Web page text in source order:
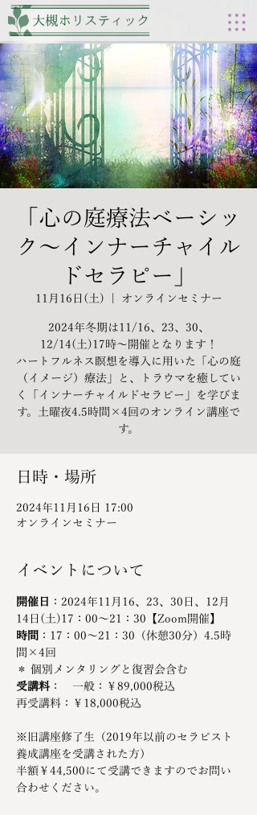
「心の庭療法ベーシッ
ク～インナーチャイル
ドセラピー」
11月16日(土) オンラインセミナー
2024年冬期は11/16、23、30、
12/14(土)17時～開催となります！
ハートフルネス瞑想を導入に用いた「心の庭
（イメージ）療法」と、トラウマを癒してい
く「インナーチャイルドセラピー」を学びま
す。土曜夜4.5時間×4回のオンライン講座で
す。
日時・場所
2024年11月16日 17:00
オンラインセミナー
イベントについて
開催日
：2024年11月16、23、30日、12月
14日(土)17：00～21：30【Zoom開催】
時間 ：17：00～21：30（休憩30分）4.5時
間×4回
＊ 個別メンタリングと復習会含む
受講料 ：　一般：￥89,000税込
再受講料：￥18,000税込
※旧講座修了生（2019年以前のセラピスト
養成講座を受講された方）
半額￥44,500にて受講できますのでお問い
合わせください。